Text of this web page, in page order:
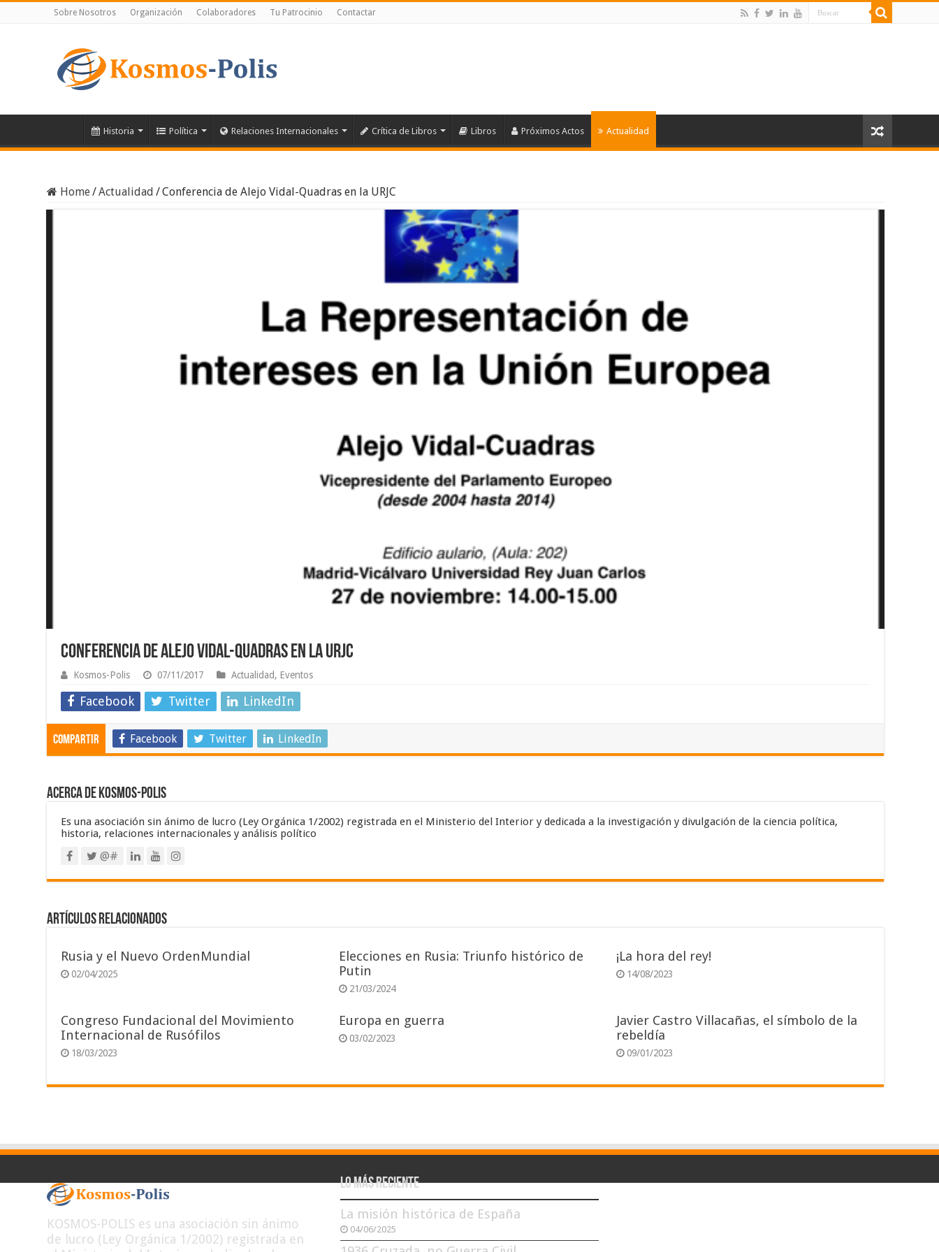
Sobre Nosotros Organización Colaboradores Tu Patrocinio Contactar
Historia Política Relaciones Internacionales Crítica de Libros Libros Próximos Actos Actualidad
Home/Actualidad /Conferencia de Alejo Vidal-Quadras en la URJC
Conferencia de Alejo Vidal-Quadras en la URJC
Kosmos-Polis 07/11/2017 Actualidad, Eventos
Facebook Twitter LinkedIn
Compartir Facebook Twitter LinkedIn
Acerca de Kosmos-Polis
Es una asociación sin ánimo de lucro (Ley Orgánica 1/2002) registrada en el Ministerio del Interior y dedicada a la investigación y divulgación de la ciencia política,
historia, relaciones internacionales y análisis político
@#
Artículos relacionados
Rusia y el Nuevo OrdenMundial
02/04/2025
Elecciones en Rusia: Triunfo histórico de
Putin
21/03/2024
¡La hora del rey!
14/08/2023
Congreso Fundacional del Movimiento
Internacional de Rusófilos
18/03/2023
Europa en guerra
03/02/2023
Javier Castro Villacañas, el símbolo de la
rebeldía
09/01/2023
KOSMOS-POLIS es una asociación sin ánimo
de lucro (Ley Orgánica 1/2002) registrada en
Lo más reciente
La misión histórica de España
04/06/2025